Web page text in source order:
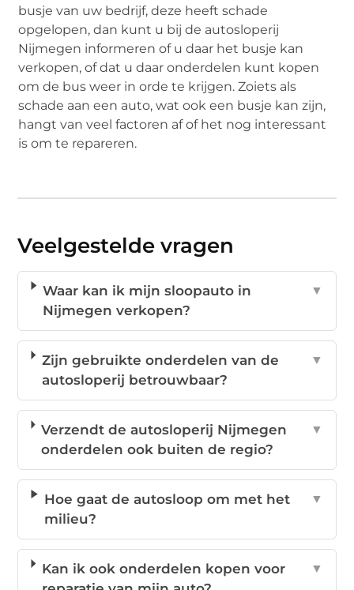
busje van uw bedrijf, deze heeft schade
opgelopen, dan kunt u bij de autosloperij
Nijmegen informeren of u daar het busje kan
verkopen, of dat u daar onderdelen kunt kopen
om de bus weer in orde te krijgen. Zoiets als
schade aan een auto, wat ook een busje kan zijn,
hangt van veel factoren af of het nog interessant
is om te repareren.
Veelgestelde vragen
Waar kan ik mijn sloopauto in
Nijmegen verkopen?
▼
Zijn gebruikte onderdelen van de
autosloperij betrouwbaar?
▼
Verzendt de autosloperij Nijmegen
onderdelen ook buiten de regio?
▼
Hoe gaat de autosloop om met het
milieu?
▼
Kan ik ook onderdelen kopen voor
▼